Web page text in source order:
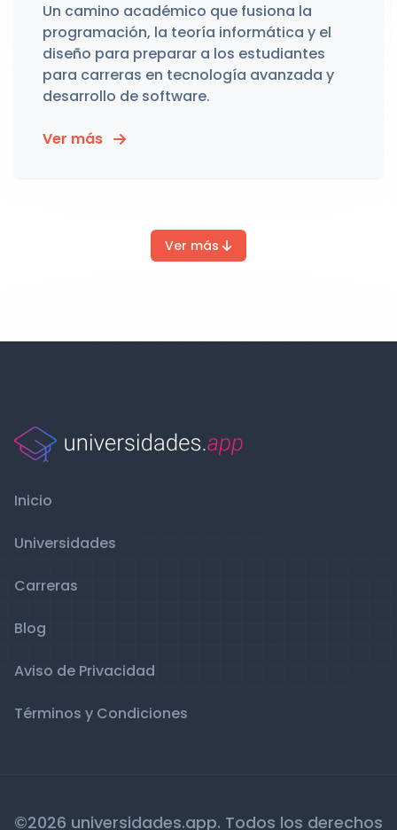
Un camino académico que fusiona la
programación, la teoría informática y el
diseño para preparar a los estudiantes
para carreras en tecnología avanzada y
desarrollo de software.
Ver más
Ver más
Inicio
Universidades
Carreras
Blog
Aviso de Privacidad
Términos y Condiciones
©2026 universidades.app. Todos los derechos